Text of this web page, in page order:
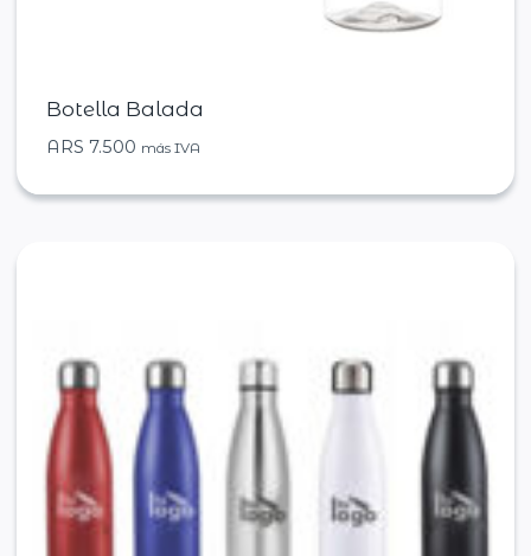
Botella Balada
ARS 7.500 más IVA